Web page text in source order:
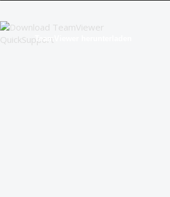
TeamViewer herunterladen